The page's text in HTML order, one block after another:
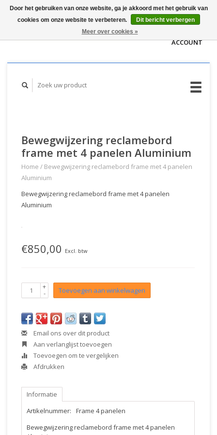
WINKELWAGEN
ACCOUNT
Bewegwijzering reclamebord
frame met 4 panelen Aluminium
Home / Bewegwijzering reclamebord frame met 4 panelen
Aluminium
Bewegwijzering reclamebord frame met 4 panelen
Aluminium
€850,00 Excl. btw
+
- Toevoegen aan winkelwagen
Email ons over dit product
Aan verlanglijst toevoegen
Toevoegen om te vergelijken
Afdrukken
Informatie
Artikelnummer:
Frame 4 panelen
Bewegwijzering reclamebord frame met 4 panelen
Door het gebruiken van onze website, ga je akkoord met het gebruik van
cookies om onze website te verbeteren.
Dit bericht verbergen
Meer over cookies »